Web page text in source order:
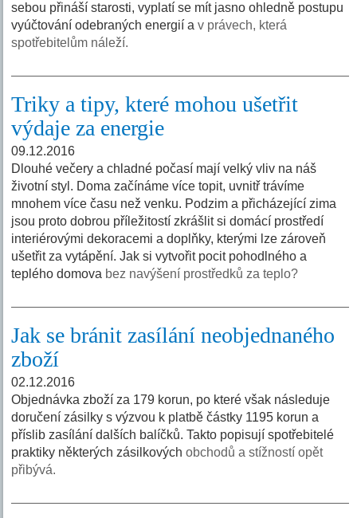
sebou přináší starosti, vyplatí se mít jasno ohledně postupu
vyúčtování odebraných energií av právech, která
spotřebitelům náleží.
Triky a tipy, které mohou ušetřit
výdaje za energie
09.12.2016
Dlouhé večery a chladné počasí mají velký vliv na náš
životní styl. Doma začínáme více topit, uvnitř trávíme
mnohem více času než venku. Podzim a přicházející zima
jsou proto dobrou příležitostí zkrášlit si domácí prostředí
interiérovými dekoracemi a doplňky, kterými lze zároveň
ušetřit za vytápění. Jak si vytvořit pocit pohodlného a
teplého domova bez navýšení prostředků za teplo?
Jak se bránit zasílání neobjednaného
zboží
02.12.2016
Objednávka zboží za 179 korun, po které však následuje
doručení zásilky s výzvou k platbě částky 1195 korun a
příslib zasílání dalších balíčků. Takto popisují spotřebitelé
praktiky některých zásilkovýchobchodů a stížností opět
přibývá.